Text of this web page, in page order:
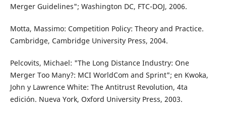
Merger Guidelines"; Washington DC, FTC-DOJ, 2006.
Motta, Massimo: Competition Policy: Theory and Practice.
Cambridge, Cambridge University Press, 2004.
Pelcovits, Michael: "The Long Distance Industry: One
Merger Too Many?: MCI WorldCom and Sprint"; en Kwoka,
John y Lawrence White: The Antitrust Revolution, 4ta
edición. Nueva York, Oxford University Press, 2003.